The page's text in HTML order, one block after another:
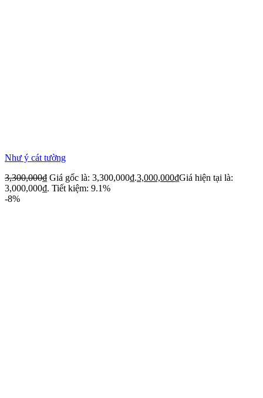
Như ý cát tường
3,300,000₫ Giá gốc là: 3,300,000₫.3,000,000₫Giá hiện tại là:
3,000,000₫. Tiết kiệm: 9.1%
-8%